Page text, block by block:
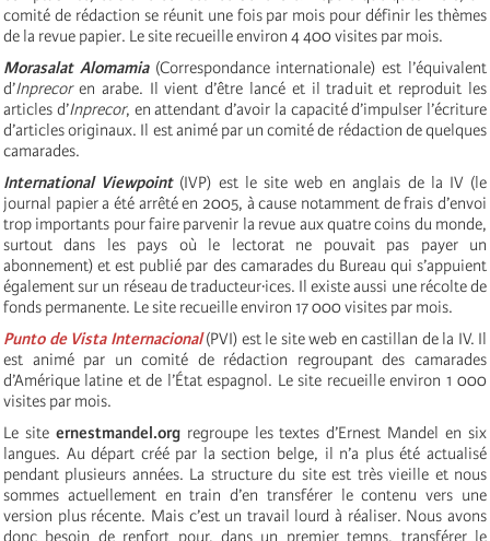
comité de rédaction se réunit une fois par mois pour définir les thèmes
de la revue papier. Le site recueille environ 4 400 visites par mois.
Morasalat Alomamia (Correspondance internationale) est l’équivalent
d’Inprecoren arabe. Il vient d’être lancé et il traduit et reproduit les
articles d’Inprecor, en attendant d’avoir la capacité d’impulser l’écriture
d’articles originaux. Il est animé par un comité de rédaction de quelques
camarades.
International Viewpoint(IVP) est le site web en anglais de la IV (le
journal papier a été arrêté en 2005, à cause notamment de frais d’envoi
trop importants pour faire parvenir la revue aux quatre coins du monde,
surtout dans les pays où le lectorat ne pouvait pas payer un
abonnement) et est publié par des camarades du Bureau qui s’appuient
également sur un réseau de traducteur·ices. Il existe aussi une récolte de
fonds permanente. Le site recueille environ 17 000 visites par mois.
Punto de Vista Internacional (PVI) est le site web en castillan de la IV. Il
est animé par un comité de rédaction regroupant des camarades
d’Amérique latine et de l’État espagnol. Le site recueille environ 1 000
visites par mois.
Le site ernestmandel.org regroupe les textes d’Ernest Mandel en six
langues. Au départ créé par la section belge, il n’a plus été actualisé
pendant plusieurs années. La structure du site est très vieille et nous
sommes actuellement en train d’en transférer le contenu vers une
version plus récente. Mais c’est un travail lourd à réaliser. Nous avons
donc besoin de renfort pour, dans un premier temps, transférer le